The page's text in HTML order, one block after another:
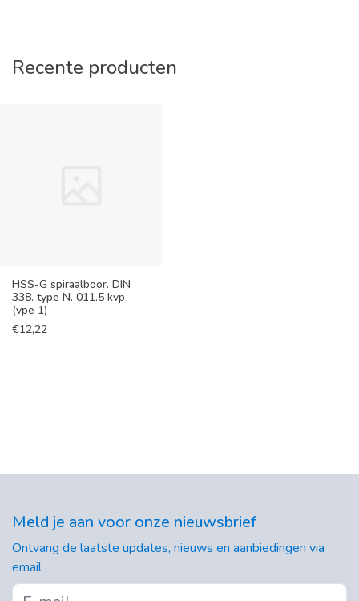
Recente producten
HSS-G spiraalboor. DIN
338. type N. 011.5 kvp
(vpe 1)
€12,22
Meld je aan voor onze nieuwsbrief
Ontvang de laatste updates, nieuws en aanbiedingen via
email